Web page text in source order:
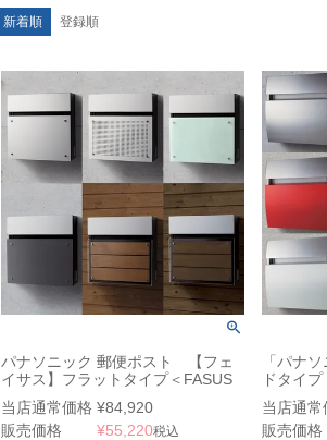
新着順 登録順
パナソニック 郵便ポスト 【フェ
イサス】フラットタイプ＜FASUS
FF＞【ポスト】 郵便受け 壁付け
Panasonic
当店通常価格 ¥84,920
販売価格
¥55,220税込
「パナ
ドタイ
Panasonic
当店通常
販売価